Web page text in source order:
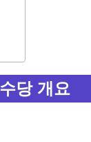
당 개요